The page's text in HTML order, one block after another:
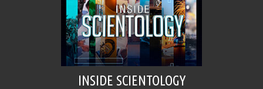
INSIDE SCIENTOLOGY